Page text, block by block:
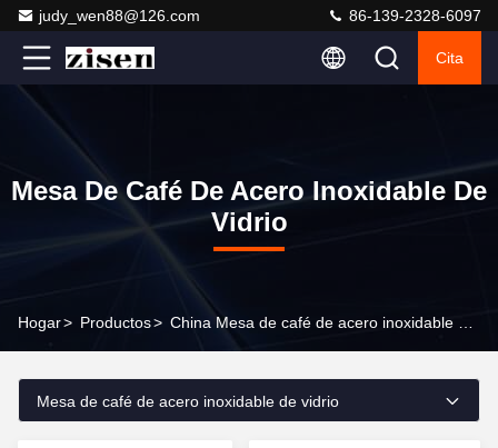
judy_wen88@126.com 86-139-2328-6097
Cita
Mesa De Café De Acero Inoxidable De
Vidrio
Hogar> Productos>
Mesa de café de acero inoxidable de vidrio